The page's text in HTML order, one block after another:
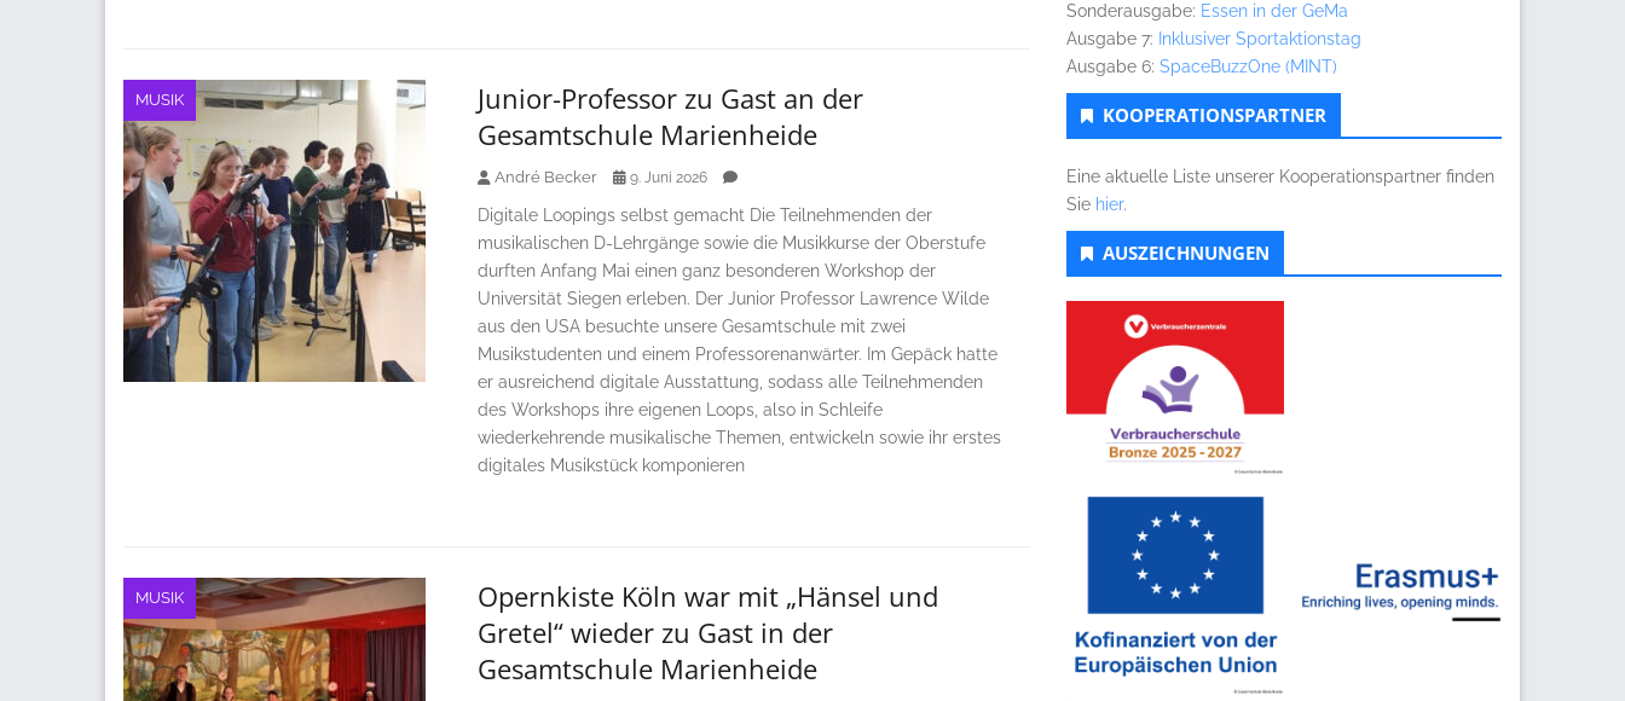
MUSIK
Junior-Professor zu Gast an der
Gesamtschule Marienheide
André Becker 9. Juni 2026
Digitale Loopings selbst gemacht Die Teilnehmenden der
musikalischen D-Lehrgänge sowie die Musikkurse der Oberstufe
durften Anfang Mai einen ganz besonderen Workshop der
Universität Siegen erleben. Der Junior Professor Lawrence Wilde
aus den USA besuchte unsere Gesamtschule mit zwei
Musikstudenten und einem Professorenanwärter. Im Gepäck hatte
er ausreichend digitale Ausstattung, sodass alle Teilnehmenden
des Workshops ihre eigenen Loops, also in Schleife
wiederkehrende musikalische Themen, entwickeln sowie ihr erstes
digitales Musikstück komponieren
MUSIK
Opernkiste Köln war mit „Hänsel und
Gretel“ wieder zu Gast in der
Gesamtschule Marienheide
Sonderausgabe: Essen in der GeMa
Ausgabe 7: Inklusiver Sportaktionstag
Ausgabe 6: SpaceBuzzOne (MINT)
KOOPERATIONSPARTNER
Eine aktuelle Liste unserer Kooperationspartner finden
Sie hier.
AUSZEICHNUNGEN